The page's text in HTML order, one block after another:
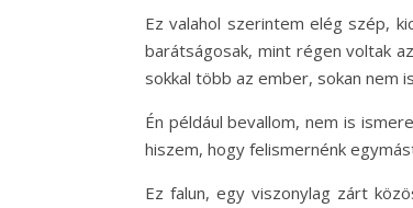
Ez valahol szerintem elég szép,
barátságosak, mint régen voltak
sokkal több az ember, sokan nem
Én például bevallom, nem is
hiszem, hogy felismernénk
Ez falun, egy viszonylag zárt